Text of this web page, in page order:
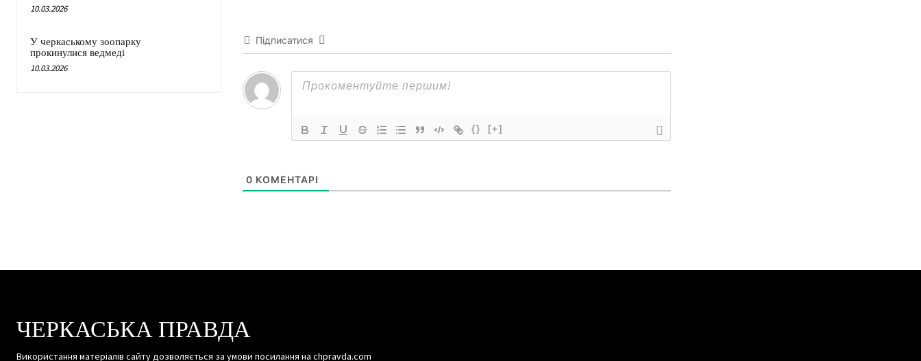
10.03.2026
У черкаському зоопарку
прокинулися ведмеді
10.03.2026
Підписатися
{} [+]
0 КОМЕНТАРІ
ЧЕРКАСЬКА ПРАВДА
Використання матеріалів сайту дозволяється за умови посилання на chpravda.com